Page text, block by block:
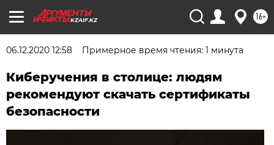
KZAIF.KZ 16+
06.12.2020 12:58 Примерное время чтения: 1 минута
Киберучения в столице: людям
рекомендуют скачать сертификаты
безопасности